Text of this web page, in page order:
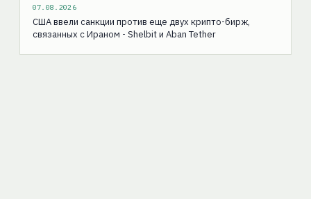
07.08.2026
США ввели санкции против еще двух крипто-бирж,
связанных с Ираном - Shelbit и Aban Tether